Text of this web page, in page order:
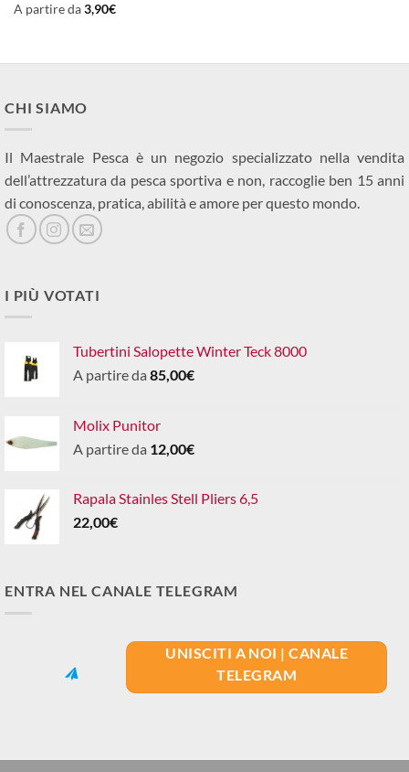
A partire da3,90€
CHI SIAMO
Il Maestrale Pesca è un negozio specializzato nella vendita
dell’attrezzatura da pesca sportiva e non, raccoglie ben 15 anni
di conoscenza, pratica, abilità e amore per questo mondo.
I PIÙ VOTATI
Tubertini Salopette Winter Teck 8000
A partire da 85,00€
Molix Punitor
A partire da 12,00€
Rapala Stainles Stell Pliers 6,5
22,00€
ENTRA NEL CANALE TELEGRAM
UNISCITI A NOI | CANALE
TELEGRAM